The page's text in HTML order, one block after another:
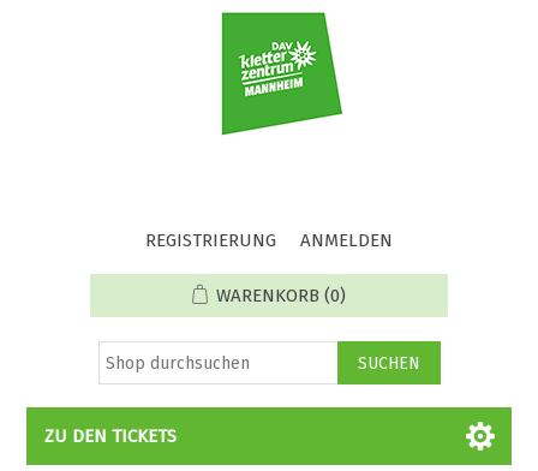
REGISTRIERUNG ANMELDEN
WARENKORB (0)
ZU DEN TICKETS